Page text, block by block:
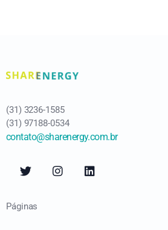
(31) 3236-1585
(31) 97188-0534
contato@sharenergy.com.br
Páginas